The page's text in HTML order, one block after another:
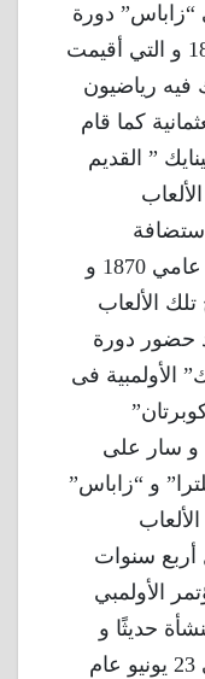
دورة
الألعاب الأولمبية الأولى عام 1859 و التي أقيمت
فيه رياضيون
كما قام
” القديم
الألعاب الأولمبية في الفترة بين عامي 1870 و
تلك الألعاب
عام 1890 و بعد حضور دورة
الأولمبية فى
و سار على
و “زاباس”
أربع سنوات
الأولمبي
حديثًا و
الذى عقد في الفترة من 16 إلى 23 يونيو عام